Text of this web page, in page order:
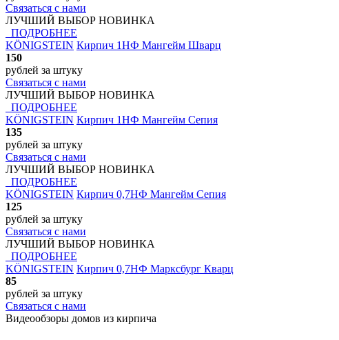
Связаться с нами
ЛУЧШИЙ ВЫБОР НОВИНКА
ПОДРОБНЕЕ
KÖNIGSTEIN Кирпич 1НФ Мангейм Шварц
150
рублей за штуку
Связаться с нами
ЛУЧШИЙ ВЫБОР НОВИНКА
ПОДРОБНЕЕ
KÖNIGSTEIN Кирпич 1НФ Мангейм Сепия
135
рублей за штуку
Связаться с нами
ЛУЧШИЙ ВЫБОР НОВИНКА
ПОДРОБНЕЕ
KÖNIGSTEIN Кирпич 0,7НФ Мангейм Сепия
125
рублей за штуку
Связаться с нами
ЛУЧШИЙ ВЫБОР НОВИНКА
ПОДРОБНЕЕ
KÖNIGSTEIN Кирпич 0,7НФ Марксбург Кварц
85
рублей за штуку
Связаться с нами
Видеообзоры домов из кирпича